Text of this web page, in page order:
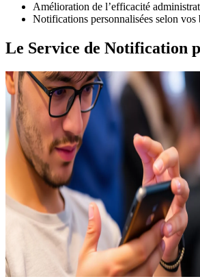
Amélioration de l’efficacité
Notifications personnalisées selon vos
Le Service de Notification